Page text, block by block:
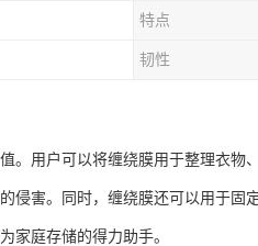
特点
韧性
。用户可以将缠绕膜用于整理衣物
侵害。同时，缠绕膜还可以用于固
家庭存储的得力助手。